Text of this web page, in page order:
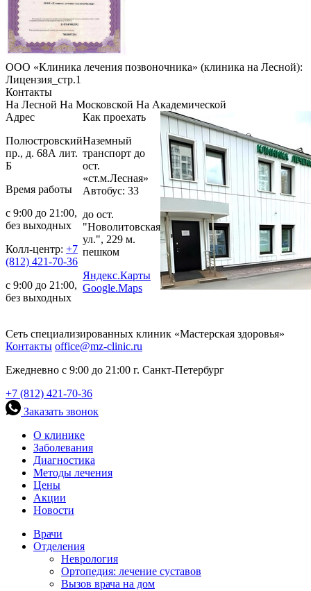
ООО «Клиника лечения позвоночника» (клиника на Лесной):
Лицензия_стр.1
Контакты
На Лесной На Московской На Академической
Адрес
Полюстровский
пр., д. 68А лит.
Б
Время работы
с 9:00 до 21:00,
без выходных
Колл-центр: +7
(812) 421-70-36
с 9:00 до 21:00,
без выходных
Как проехать
Наземный
транспорт до
ост.
«ст.м.Лесная»
Автобус: 33
до ост.
"Новолитовская
ул.", 229 м.
пешком
Яндекс.Карты
Google.Maps
Сеть специализированных клиник «Мастерская здоровья»
Контакты office@mz-clinic.ru
Ежедневно с 9:00 до 21:00 г. Санкт-Петербург
+7 (812) 421-70-36
Заказать звонок
О клинике
Заболевания
Диагностика
Методы лечения
Цены
Акции
Новости
Врачи
Отделения
Неврология
Ортопедия: лечение суставов
Вызов врача на дом